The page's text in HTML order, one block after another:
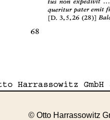
© Otto Harrassowitz